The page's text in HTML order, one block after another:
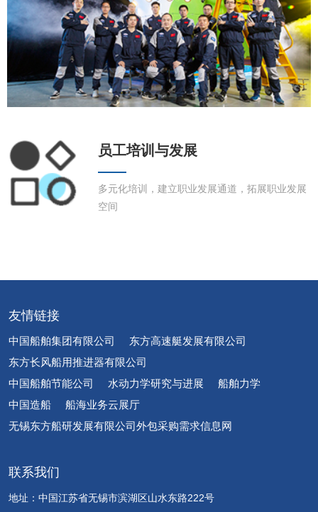
员工培训与发展
多元化培训，建立职业发展通道，拓展职业发展
空间
友情链接
中国船舶集团有限公司
东方高速艇发展有限公司
东方长风船用推进器有限公司
中国船舶节能公司
水动力学研究与进展
船舶力学
中国造船
船海业务云展厅
无锡东方船研发展有限公司外包采购需求信息网
联系我们
地址：中国江苏省无锡市滨湖区山水东路222号